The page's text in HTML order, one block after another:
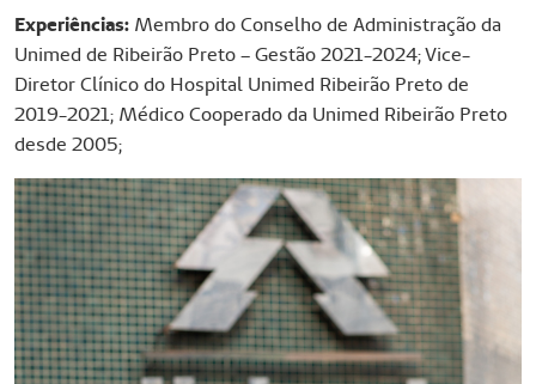
Experiências: Membro do Conselho de Administração da
Unimed de Ribeirão Preto – Gestão 2021-2024; Vice-
Diretor Clínico do Hospital Unimed Ribeirão Preto de
2019-2021; Médico Cooperado da Unimed Ribeirão Preto
desde 2005;